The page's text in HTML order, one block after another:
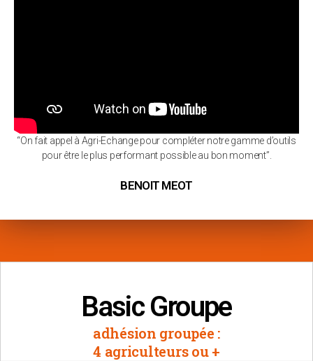
“On fait appel à Agri-Echange pour compléter notre gamme d’outils
pour être le plus performant possible au bon moment”.
BENOIT MEOT
Basic Groupe
adhésion groupée :
4 agriculteurs ou +